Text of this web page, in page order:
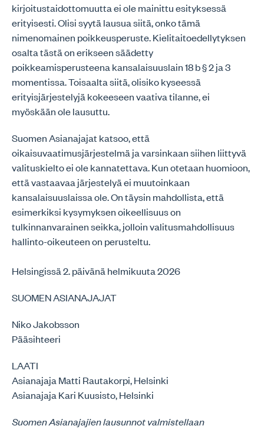
kirjoitustaidottomuutta ei ole mainittu esityksessä
erityisesti. Olisi syytä lausua siitä, onko tämä
nimenomainen poikkeusperuste. Kielitaitoedellytyksen
osalta tästä on erikseen säädetty
poikkeamisperusteena kansalaisuuslain 18 b § 2 ja 3
momentissa. Toisaalta siitä, olisiko kyseessä
erityisjärjestelyjä kokeeseen vaativa tilanne, ei
myöskään ole lausuttu.
Suomen Asianajajat katsoo, että
oikaisuvaatimusjärjestelmä ja varsinkaan siihen liittyvä
valituskielto ei ole kannatettava. Kun otetaan huomioon,
että vastaavaa järjestelyä ei muutoinkaan
kansalaisuuslaissa ole. On täysin mahdollista, että
esimerkiksi kysymyksen oikeellisuus on
tulkinnanvarainen seikka, jolloin valitusmahdollisuus
hallinto-oikeuteen on perusteltu.
Helsingissä 2. päivänä helmikuuta 2026
SUOMEN ASIANAJAJAT
Niko Jakobsson
Pääsihteeri
LAATI
Asianajaja Matti Rautakorpi, Helsinki
Asianajaja Kari Kuusisto, Helsinki
Suomen Asianajajien lausunnot valmistellaan